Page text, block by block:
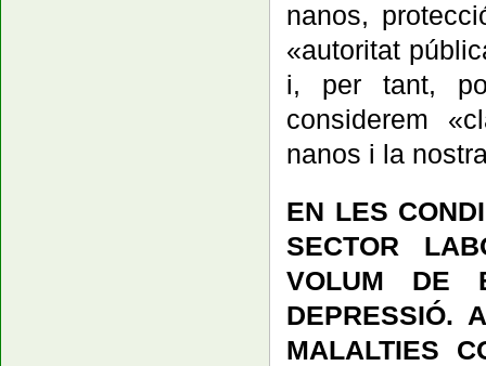
nanos,
«autoritat
i, per tant,
considerem
nanos i la
EN LES
SECTOR
VOLUM DE
DEPRESSIÓ.
MALALTIES